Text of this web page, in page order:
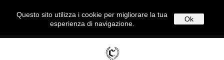
Login | Registrati
Questo sito utilizza i cookie per migliorare la tua
esperienza di navigazione.
Ok